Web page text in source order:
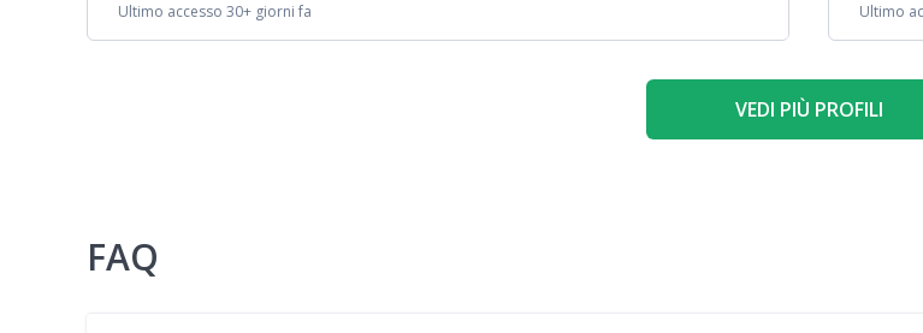
Ultimo accesso 30+ giorni fa
sitter e
Ultimo
VEDI PIÙ PROFILI
FAQ